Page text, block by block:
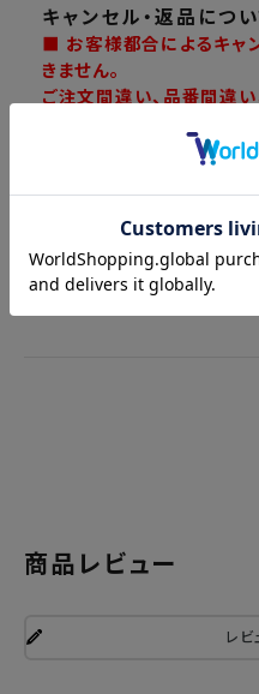
キャンセル・返品につ
■ お客様都合によるキャ
きません。
ご注文間違い、品番間違い
ル・返品・交換はできませ
詳しくはご利用ガイド
商品レビュー
レビ